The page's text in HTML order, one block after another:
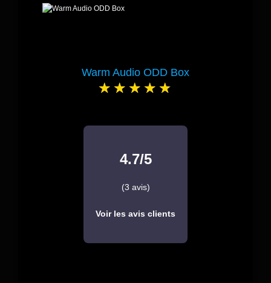
Warm Audio ODD Box
4.7/5
(3 avis)
Voir les avis clients